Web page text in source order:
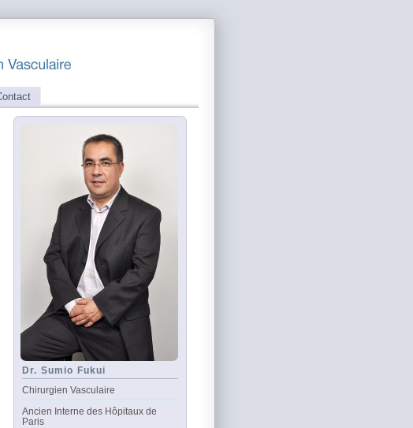
Dr. Sumio Fukui
Chirurgien Vasculaire
Ancien Interne des Hôpitaux de
Paris